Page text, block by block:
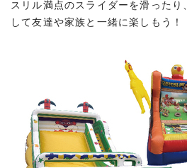
スリル満点のスライダーを滑ったり
して友達や家族と一緒に楽しもう！